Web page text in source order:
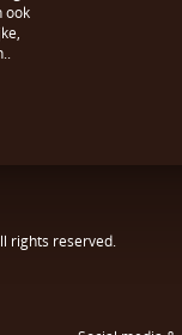
ook
rights reserved.